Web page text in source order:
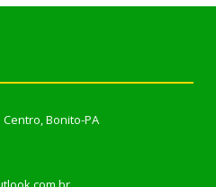
Centro, Bonito-PA